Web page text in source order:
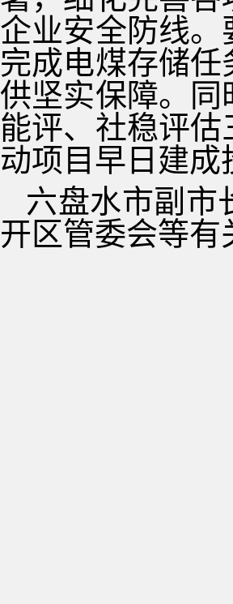
企业安全防线
完成电煤存储
供坚实保障。
能评、社稳评
动项目早日建成
六盘水市副市
开区管委会等